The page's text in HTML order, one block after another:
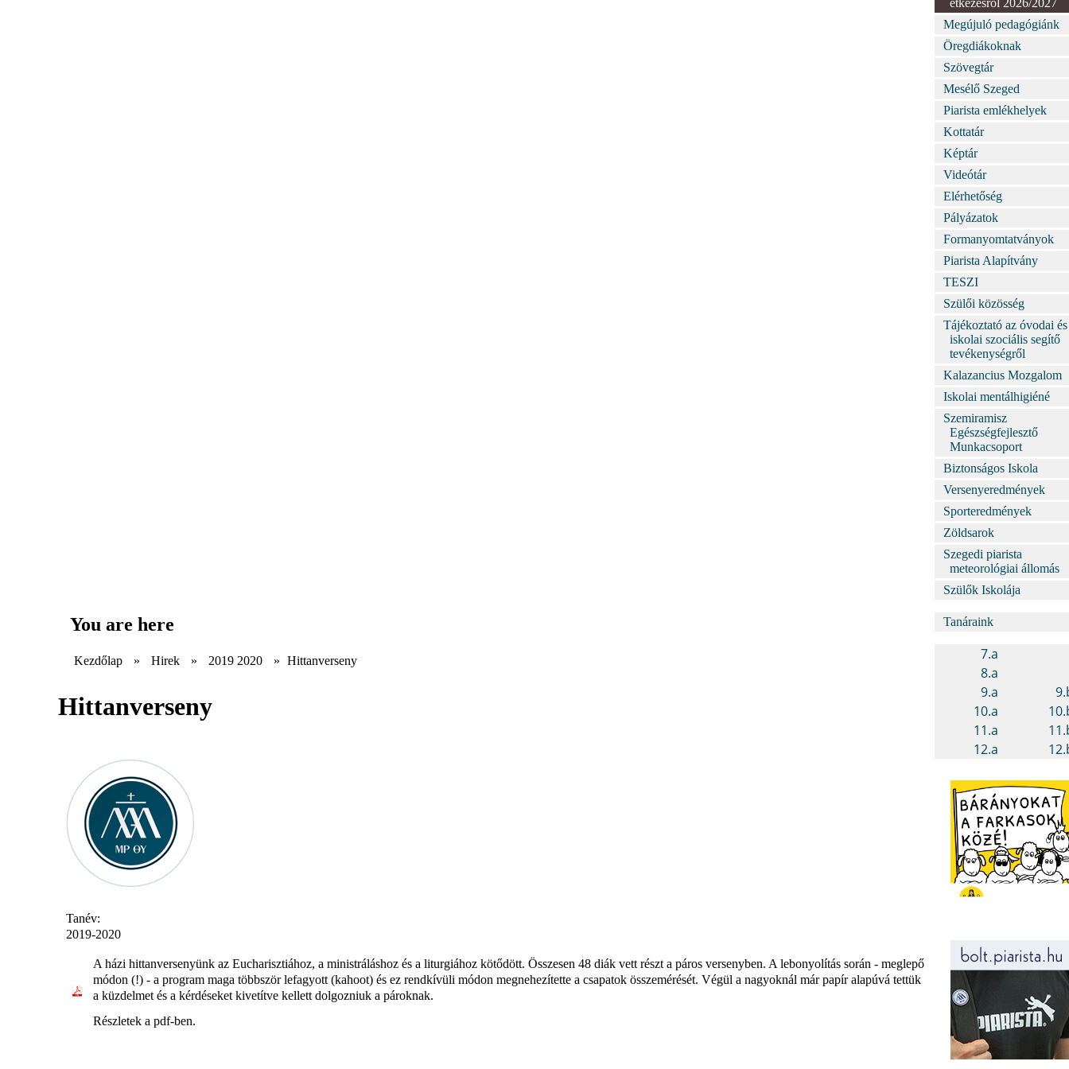
You are here
Kezdőlap » Hirek » 2019 2020 » Hittanverseny
Hittanverseny
Tanév:
2019-2020
A házi hittanversenyünk az Eucharisztiához, a ministráláshoz és a liturgiához kötődött. Összesen 48 diák vett részt a páros versenyben. A lebonyolítás során - meglepő
módon (!) - a program maga többször lefagyott (kahoot) és ez rendkívüli módon megnehezítette a csapatok összemérését. Végül a nagyoknál már papír alapúvá tettük
a küzdelmet és a kérdéseket kivetítve kellett dolgozniuk a pároknak.
Részletek a pdf-ben.
étkezésről 2026/2027
Megújuló pedagógiánk
Öregdiákoknak
Szövegtár
Mesélő Szeged
Piarista emlékhelyek
Kottatár
Képtár
Videótár
Elérhetőség
Pályázatok
Formanyomtatványok
Piarista Alapítvány
TESZI
Szülői közösség
Tájékoztató az óvodai és
iskolai szociális segítő
tevékenységről
Kalazancius Mozgalom
Iskolai mentálhigiéné
Szemiramisz
Egészségfejlesztő
Munkacsoport
Biztonságos Iskola
Versenyeredmények
Sporteredmények
Zöldsarok
Szegedi piarista
meteorológiai állomás
Szülők Iskolája
Tanáraink